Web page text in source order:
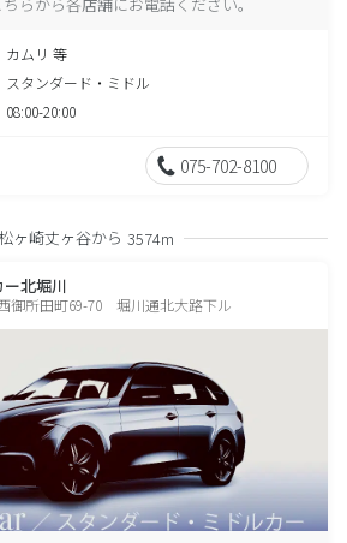
カムリ 等
スタンダード・ミドル
08:00-20:00
075-702-8100
ヶ崎丈ヶ谷から 3574m
ー北堀川
御所田町69-70 堀川通北大路下ル